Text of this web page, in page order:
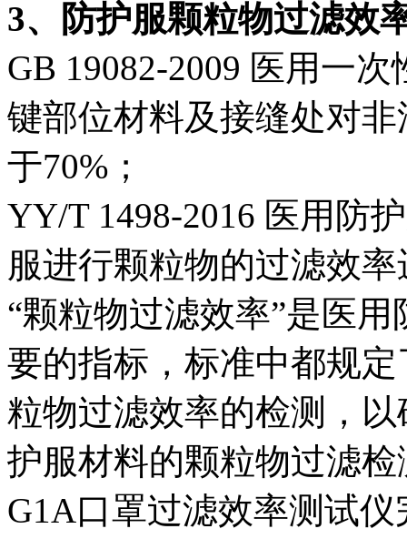
3、防护服颗粒物过滤效
GB 19082-2009 医用一
键部位材料及接缝处对
于70%；
YY/T 1498-2016 医用防
服进行颗粒物的过滤效
“颗粒物过滤效率”是医
要的指标，标准中都规
粒物过滤效率的检测，
护服材料的颗粒物过滤
G1A口罩过滤效率测试